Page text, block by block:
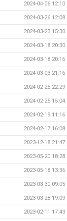
2024-04-06 12:10
2024-03-26 12:08
2024-03-23 15:30
2024-03-18 20:30
2024-03-18 20:16
2024-03-03 21:16
2024-02-25 22:29
2024-02-25 15:04
2024-02-19 11:16
2024-02-17 16:08
2023-12-18 21:47
2023-05-20 18:28
2023-05-18 13:36
2023-03-30 09:05
2023-03-28 19:09
2023-02-11 17:43